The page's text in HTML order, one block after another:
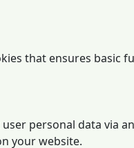
that ensures basic
personal data via
your website.